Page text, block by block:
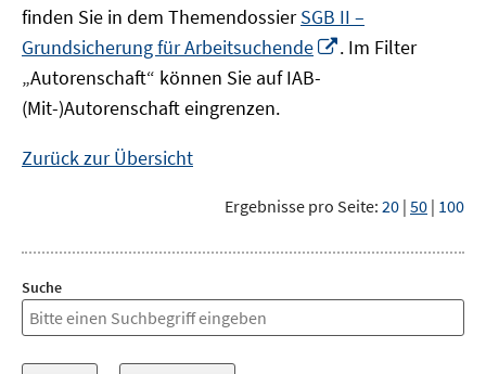
finden Sie in dem ThemendossierSGB II –
Grundsicherung für Arbeitsuchende
In
. Im Filter
„Autorenschaft“ können Sie auf IAB-
(Mit-)Autorenschaft eingrenzen.
Zurück zur Übersicht
Ergebnisse pro Seite: 20 | 50 | 100
Suche